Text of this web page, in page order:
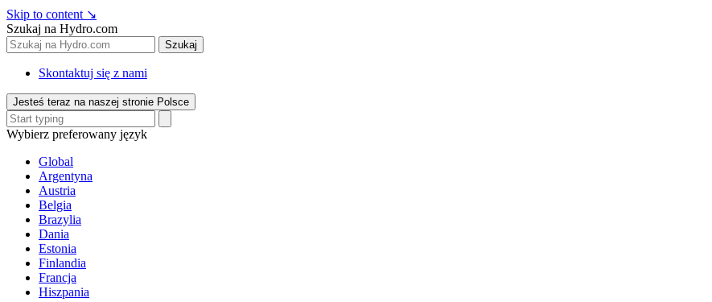
Skip to content ↘
Szukaj na Hydro.com
Szukaj
Skontaktuj się z nami
Jesteś teraz na naszej stronie Polsce
Wybierz preferowany język
Global
Argentyna
Austria
Belgia
Brazylia
Dania
Estonia
Finlandia
Francja
Hiszpania